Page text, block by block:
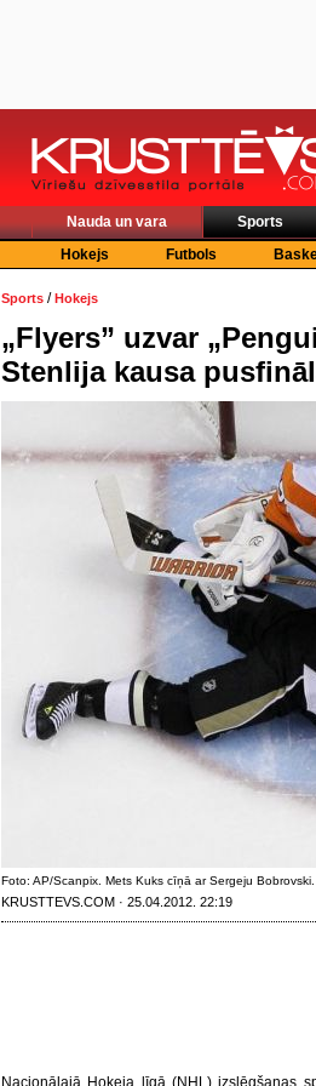
Nauda un vara Sports
Hokejs
Futbols
Sports /Hokejs
„Flyers” uzvar
Stenlija kausa
Foto: AP/Scanpix. Mets Kuks cīņā ar Sergeju Bobrovski.
KRUSTTEVS.COM · 25.04.2012. 22:19
Nacionālajā Hokeja līgā (NHL) izslēgšanas